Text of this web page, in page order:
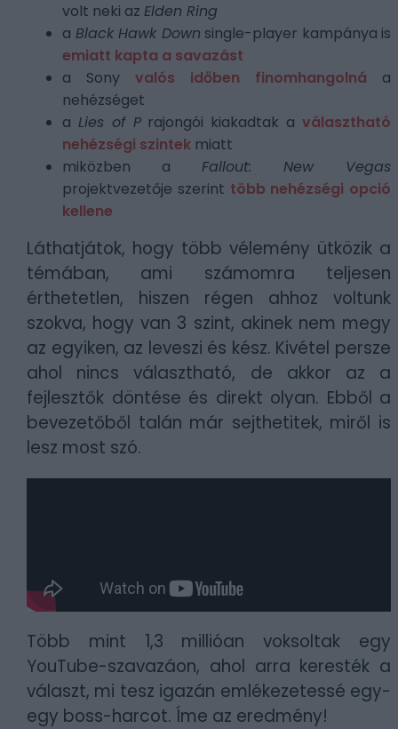
volt neki az Elden Ring
a Black Hawk Down single-player kampánya is
emiatt kapta a savazást
a Sony valós időben finomhangolná a
nehézséget
a Lies of Prajongói kiakadtak aválasztható
nehézségi szintek miatt
miközben a Fallout: New Vegas
projektvezetője szerint több nehézségi opció
kellene
Láthatjátok, hogy több vélemény ütközik a
témában, ami számomra teljesen
érthetetlen, hiszen régen ahhoz voltunk
szokva, hogy van 3 szint, akinek nem megy
az egyiken, az leveszi és kész. Kivétel persze
ahol nincs választható, de akkor az a
fejlesztők döntése és direkt olyan. Ebből a
bevezetőből talán már sejthetitek, miről is
lesz most szó.
Több mint 1,3 millióan voksoltak egy
YouTube-szavazáon, ahol arra keresték a
választ, mi tesz igazán emlékezetessé egy-
egy boss-harcot. Íme az eredmény!